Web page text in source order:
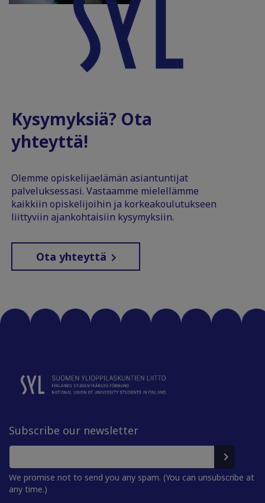
Kysymyksiä? Ota
yhteyttä!
Olemme opiskelijaelämän asiantuntijat
palveluksessasi. Vastaamme mielellämme
kaikkiin opiskelijoihin ja korkeakoulutukseen
liittyviin ajankohtaisiin kysymyksiin.
Ota yhteyttä
Subscribe our newsletter
We promise not to send you any spam. (You can unsubscribe at
any time.)